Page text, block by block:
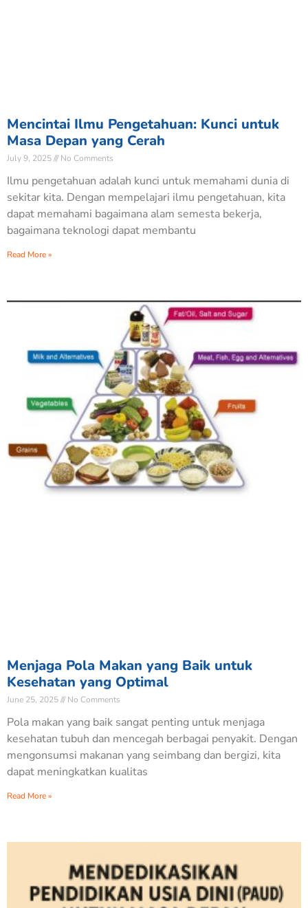
Mencintai Ilmu Pengetahuan: Kunci untuk
Masa Depan yang Cerah
July 9, 2025 No Comments
Ilmu pengetahuan adalah kunci untuk memahami dunia di
sekitar kita. Dengan mempelajari ilmu pengetahuan, kita
dapat memahami bagaimana alam semesta bekerja,
bagaimana teknologi dapat membantu
Read More »
Menjaga Pola Makan yang Baik untuk
Kesehatan yang Optimal
June 25, 2025 No Comments
Pola makan yang baik sangat penting untuk menjaga
kesehatan tubuh dan mencegah berbagai penyakit. Dengan
mengonsumsi makanan yang seimbang dan bergizi, kita
dapat meningkatkan kualitas
Read More »